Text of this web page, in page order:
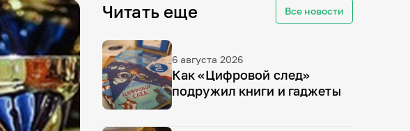
Читать еще Все новости
6 августа 2026
Как «Цифровой след»
подружил книги и гаджеты